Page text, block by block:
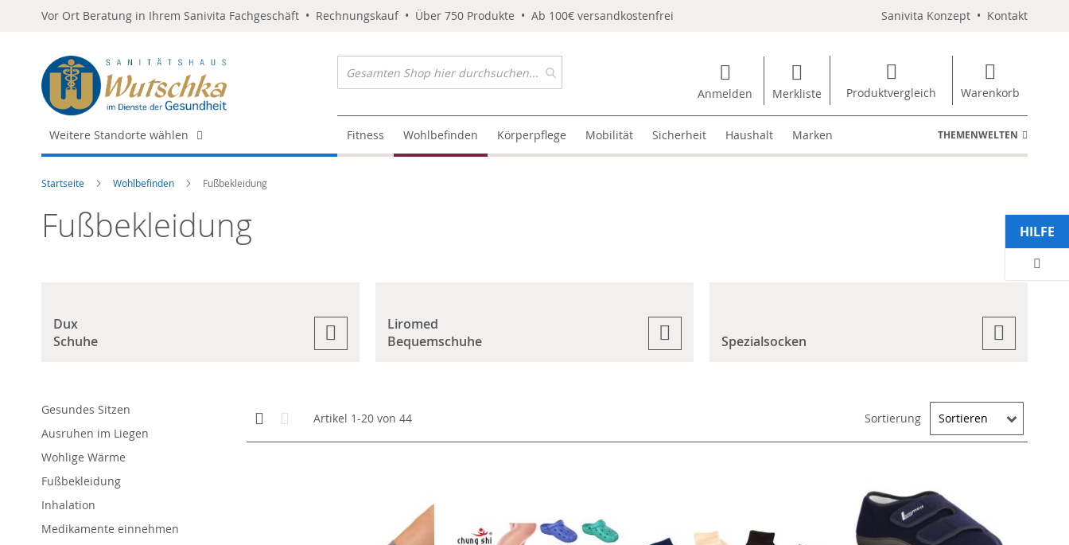
Vor Ort Beratung in Ihrem Sanivita Fachgeschäft • Rechnungskauf • Über 750 Produkte • Ab 100€ versandkostenfrei Sanivita Konzept • Kontakt
Anmelden Merkliste Produktvergleich Warenkorb
Weitere Standorte wählen Fitness Wohlbefinden Körperpflege Mobilität Sicherheit Haushalt Marken THEMENWELTEN
Startseite Wohlbefinden Fußbekleidung
Fußbekleidung
Dux
Schuhe
Liromed
Bequemschuhe
Spezialsocken
Anzeigen
als
Kachelansicht
Artikel 1-20 von44 Sortierung
Gesundes Sitzen
Ausruhen im Liegen
Wohlige Wärme
Fußbekleidung
Inhalation
Medikamente einnehmen
HILFE